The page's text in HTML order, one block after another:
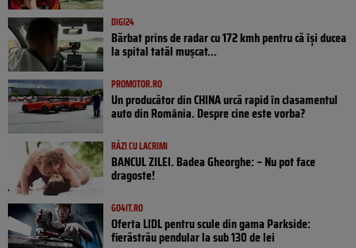
DIGI24
Bărbat prins de radar cu 172 kmh pentru că își ducea
la spital tatăl muşcat...
PROMOTOR.RO
Un producător din CHINA urcă rapid în clasamentul
auto din România. Despre cine este vorba?
RÂZI CU LACRIMI
BANCUL ZILEI. Badea Gheorghe: – Nu pot face
dragoste!
GO4IT.RO
Oferta LIDL pentru scule din gama Parkside:
fierăstrău pendular la sub 130 de lei